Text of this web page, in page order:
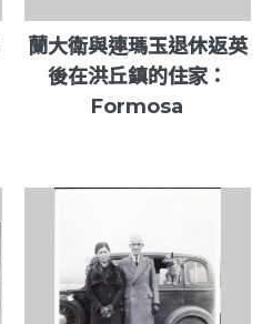
蘭大衛與連瑪玉退休返英
後在洪丘鎮的住家：
Formosa